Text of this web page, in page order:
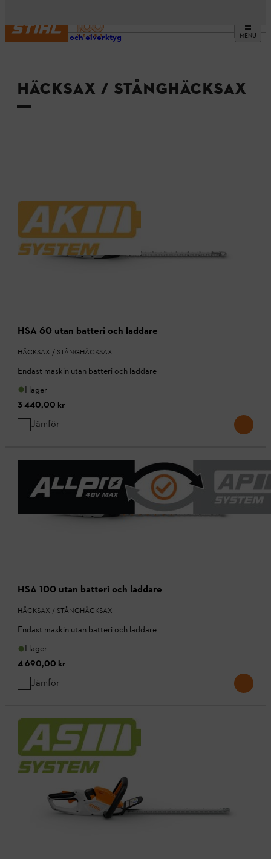
MENU
Verktyg och elverktyg
HÄCKSAX / STÅNGHÄCKSAX
HSA 60 utan batteri och laddare
HÄCKSAX / STÅNGHÄCKSAX
Endast maskin utan batteri och laddare
I lager
3 440,00 kr
Jämför
HSA 100 utan batteri och laddare
HÄCKSAX / STÅNGHÄCKSAX
Endast maskin utan batteri och laddare
I lager
4 690,00 kr
Jämför